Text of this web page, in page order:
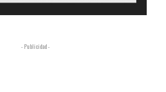
- Publicidad -